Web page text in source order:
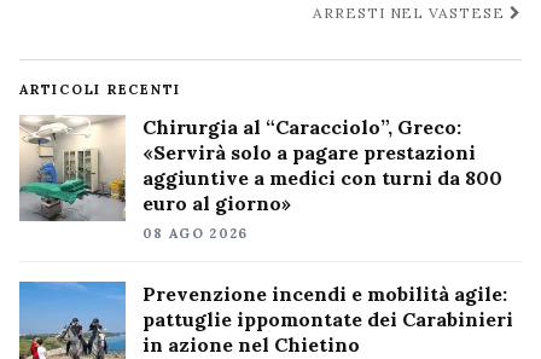
ARRESTI NEL VASTESE
ARTICOLI RECENTI
Chirurgia al “Caracciolo”, Greco:
«Servirà solo a pagare prestazioni
aggiuntive a medici con turni da 800
euro al giorno»
08 AGO 2026
Prevenzione incendi e mobilità agile:
pattuglie ippomontate dei Carabinieri
in azione nel Chietino